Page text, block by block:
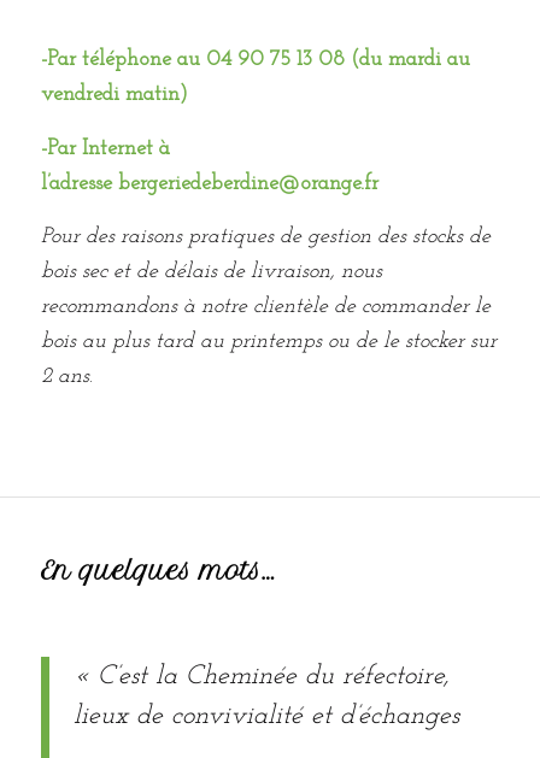
-Par téléphone au 04 90 75 13 08 (du mardi au
vendredi matin)
-Par Internet à
l’adresse bergeriedeberdine@orange.fr
Pour des raisons pratiques de gestion des stocks de
bois sec et de délais de livraison, nous
recommandons à notre clientèle de commander le
bois au plus tard au printemps ou de le stocker sur
2 ans.
En quelques mots…
« C’est la Cheminée du réfectoire,
lieux de convivialité et d’échanges